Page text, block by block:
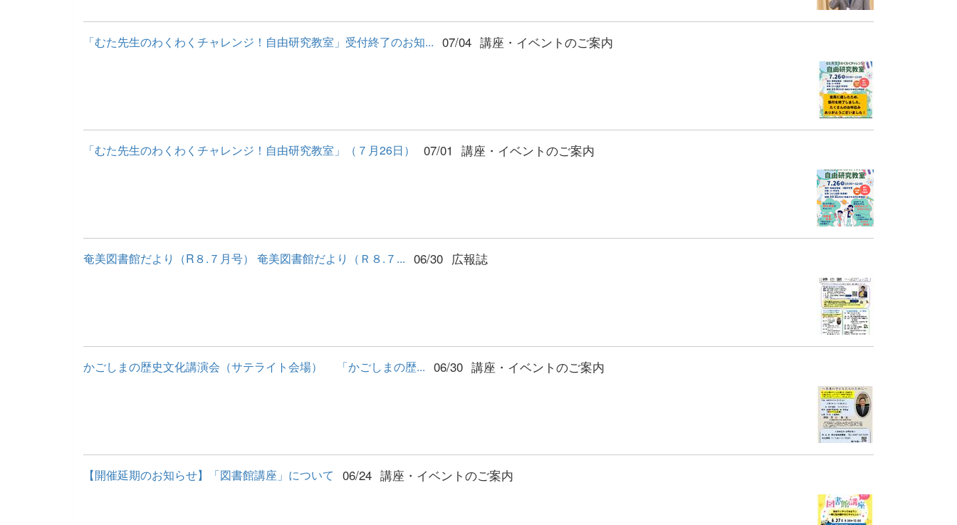
「むた先生のわくわくチャレンジ！自由研究教室」受付終了のお知... 07/04 講座・イベントのご案内
「むた先生のわくわくチャレンジ！自由研究教室」（７月26日） 07/01 講座・イベントのご案内
奄美図書館だより（R８.７月号） 奄美図書館だより（Ｒ８.７... 06/30 広報誌
かごしまの歴史文化講演会（サテライト会場） 「かごしまの歴... 06/30 講座・イベントのご案内
【開催延期のお知らせ】「図書館講座」について 06/24 講座・イベントのご案内